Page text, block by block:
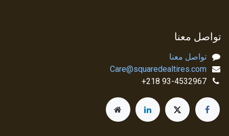
تواصل معنا
تواصل معنا
Care@squaredealtires.com
93-4532967 218+